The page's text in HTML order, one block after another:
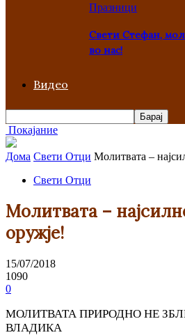
Празници
Свети Стефан,
во нас!
Видео
Покајание
Дома Свети Отци Молитвата –
Свети Отци
Молитвата –
оружје!
15/07/2018
1090
0
МОЛИТВАТА ПРИРОДНО НЕ
ВЛАДИКА